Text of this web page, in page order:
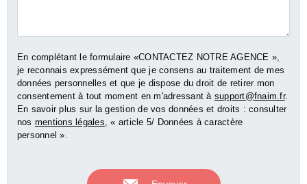
En complétant le formulaire «CONTACTEZ NOTRE AGENCE »,
je reconnais expressément que je consens au traitement de mes
données personnelles et que je dispose du droit de retirer mon
consentement à tout moment en m'adressant à support@fnaim.fr.
En savoir plus sur la gestion de vos données et droits : consulter
nos mentions légales, « article 5/ Données à caractère
personnel ».